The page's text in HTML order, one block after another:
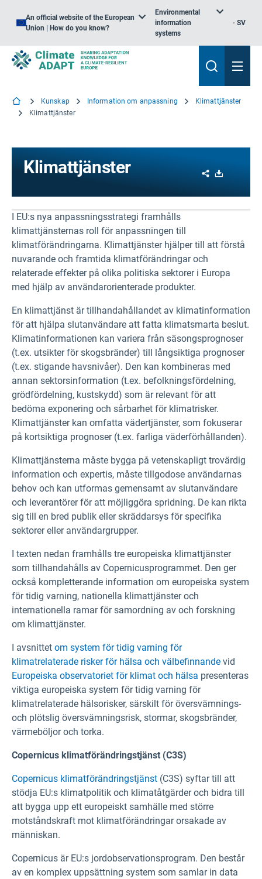
An official website of the European
Union | How do you know?
Environmental
information
systems
SV
Kunskap Information om anpassning
Klimattjänster
Klimattjänster
Klimattjänster Share
I EU:s nya anpassningsstrategi framhålls
klimattjänsternas roll för anpassningen till
klimatförändringarna. Klimattjänster hjälper till att förstå
nuvarande och framtida klimatförändringar och
relaterade effekter på olika politiska sektorer i Europa
med hjälp av användarorienterade produkter.
En klimattjänst är tillhandahållandet av klimatinformation
för att hjälpa slutanvändare att fatta klimatsmarta beslut.
Klimatinformationen kan variera från säsongsprognoser
(t.ex. utsikter för skogsbränder) till långsiktiga prognoser
(t.ex. stigande havsnivåer). Den kan kombineras med
annan sektorsinformation (t.ex. befolkningsfördelning,
grödfördelning, kustskydd) som är relevant för att
bedöma exponering och sårbarhet för klimatrisker.
Klimattjänster kan omfatta vädertjänster, som fokuserar
på kortsiktiga prognoser (t.ex. farliga väderförhållanden).
Klimattjänsterna måste bygga på vetenskapligt trovärdig
information och expertis, måste tillgodose användarnas
behov och kan utformas gemensamt av slutanvändare
och leverantörer för att möjliggöra spridning. De kan rikta
sig till en bred publik eller skräddarsys för specifika
sektorer eller användargrupper.
I texten nedan framhålls tre europeiska klimattjänster
som tillhandahålls av Copernicusprogrammet. Den ger
också kompletterande information om europeiska system
för tidig varning, nationella klimattjänster och
internationella ramar för samordning av och forskning
om klimattjänster.
I avsnittet om system för tidig varning för
klimatrelaterade risker för hälsa och välbefinnande vid
Europeiska observatoriet för klimat och hälsa presenteras
viktiga europeiska system för tidig varning för
klimatrelaterade hälsorisker, särskilt för översvämnings-
och plötslig översvämningsrisk, stormar, skogsbränder,
värmeböljor och torka.
Copernicus klimatförändringstjänst (C3S)
Copernicus klimatförändringstjänst (C3S) syftar till att
stödja EU:s klimatpolitik och klimatåtgärder och bidra till
att bygga upp ett europeiskt samhälle med större
motståndskraft mot klimatförändringar orsakade av
människan.
Copernicus är EU:s jordobservationsprogram. Den består
av en komplex uppsättning system som samlar in data